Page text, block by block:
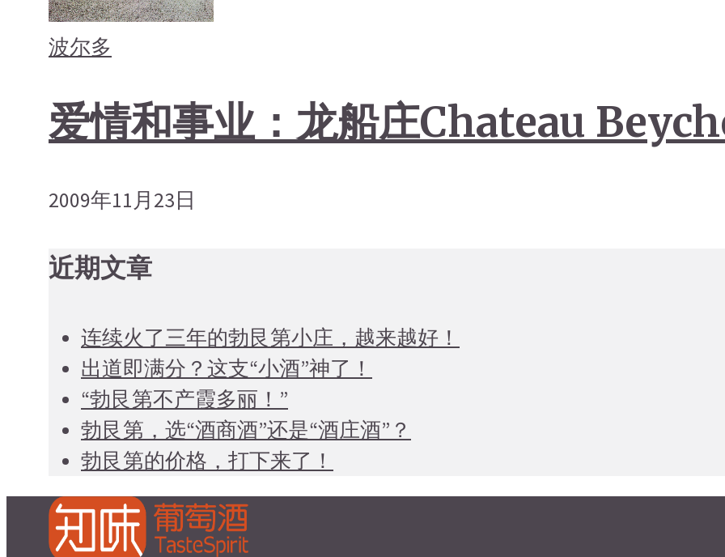
波尔多
爱情和事业：龙船庄Chateau
2009年11月23日
近期文章
连续火了三年的勃艮第小庄，越来越好！
出道即满分？这支“小酒”神了！
“勃艮第不产霞多丽！”
勃艮第，选“酒商酒”还是“酒庄酒”？
勃艮第的价格，打下来了！